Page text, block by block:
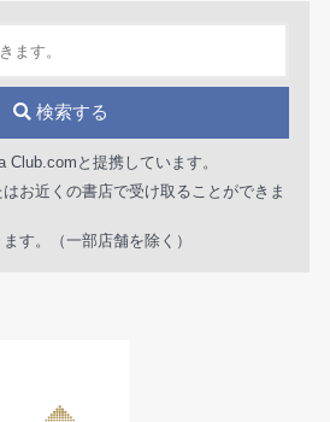
検索する
と提携しています。
お近くの書店で受け取ることができま
す。（一部店舗を除く）